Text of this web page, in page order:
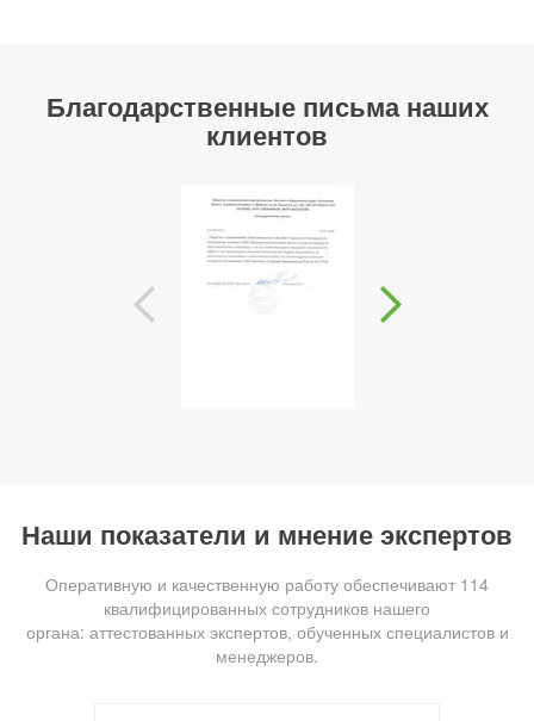
Благодарственные письма наших
клиентов
Наши показатели и мнение экспертов
Оперативную и качественную работу обеспечивают 114
квалифицированных сотрудников нашего
органа: аттестованных экспертов, обученных специалистов и
менеджеров.